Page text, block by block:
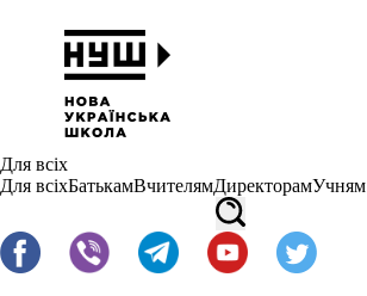
Для всіх
Для всіхБатькамВчителямДиректорамУчням